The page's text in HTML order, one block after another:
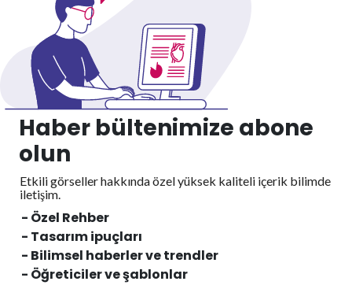
Haber bültenimize abone
olun
Etkili görseller hakkında özel yüksek kaliteli içerik bilimde
iletişim.
- Özel Rehber
- Tasarım ipuçları
- Bilimsel haberler ve trendler
- Öğreticiler ve şablonlar